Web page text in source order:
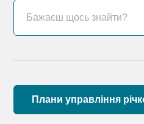
Плани управління